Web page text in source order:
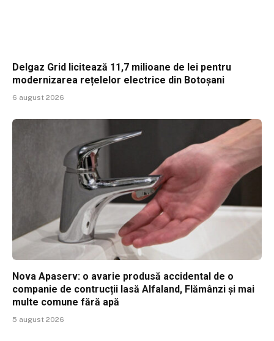
Delgaz Grid licitează 11,7 milioane de lei pentru
modernizarea rețelelor electrice din Botoșani
6 august 2026
Nova Apaserv: o avarie produsă accidental de o
companie de contrucții lasă Alfaland, Flămânzi și mai
multe comune fără apă
5 august 2026